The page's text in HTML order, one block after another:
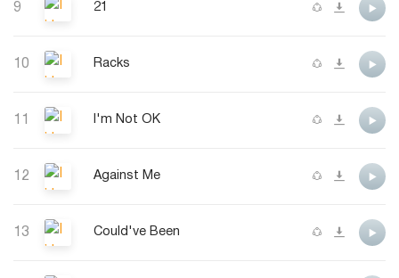
9 21
10 Racks
11 I'm Not OK
12 Against Me
13 Could've Been